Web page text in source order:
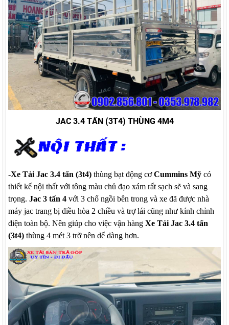
JAC 3.4 TẤN (3T4) THÙNG 4M4
-Xe Tải Jac 3.4 tấn (3t4) thùng bạt động cơCummins Mỹ có
thiết kế nội thất với tông màu chủ đạo xám rất sạch sẽ và sang
trọng.Jac 3 tấn 4 với 3 chổ ngồi bên trong và xe đã được nhà
máy jac trang bị điều hòa 2 chiều và trợ lái cũng như kính chỉnh
điện toàn bộ. Nên giúp cho việc vận hàngXe Tải Jac 3.4 tấn
(3t4) thùng 4 mét 3 trỡ nên dể dàng hơn.